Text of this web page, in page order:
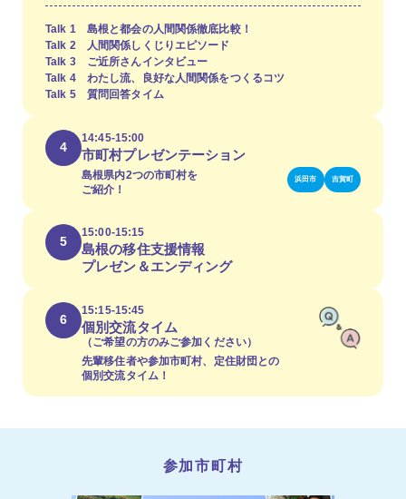
Talk 1 島根と都会の人間関係徹底比較！
Talk 2 人間関係しくじりエピソード
Talk 3 ご近所さんインタビュー
Talk 4 わたし流、良好な人間関係をつくるコツ
Talk 5 質問回答タイム
4
14:45-15:00
市町村プレゼンテーション
島根県内2つの市町村を
ご紹介！
浜田市 吉賀町
5
15:00-15:15
島根の移住支援情報
プレゼン＆エンディング
6
15:15-15:45
個別交流タイム
（ご希望の方のみご参加ください）
先輩移住者や参加市町村、定住財団との
個別交流タイム！
参加市町村